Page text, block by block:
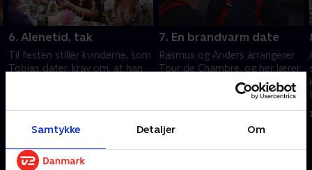
Samtykke Detaljer Om
6. Alenetid, tak
Til festen stiller kvinderne, som
Tobias dater, krav om, at han
2. april 2024 • 40 min
7. En brandvarm date
Rasmus og Anders arrangerer
Tour de Chambre, og her lærer
Rasmus nye ting om sit
kærlighedsprog. Benjamins
kvinder skal på brandskole.
9. april 2024 • 39 min
Andre så også